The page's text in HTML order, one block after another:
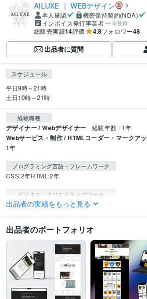
AILUXE ｜ WEBデザイン
本人確認
機密保持契約(NDA)
インボイス発行事業者
未登録
総販売実績14評価 4.8フォロワー48
出品者に質問
スケジュール
平日9時～21時
土日10時～21時
経験職種
デザイナー / Webデザイナー 経験年数 : 1年
Webサービス・制作 / HTMLコーダー・マークア
1年
プログラミング言語・フレームワーク
CSS:2年HTML:2年
ビジネス・クリエイティブツール
Wix:2年WordPress:2年Excel:6年
Google ドキュメント:3年
Figma:2年
得意分野
Web制作・HP作成・EC構築 ホームページ制作
語学力
英語 日常会話レベル
出品者の実績をもっと見る
出品者のポートフォリオ